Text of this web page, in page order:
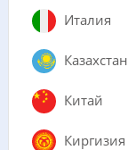
Италия
Казахстан
Китай
Киргизия